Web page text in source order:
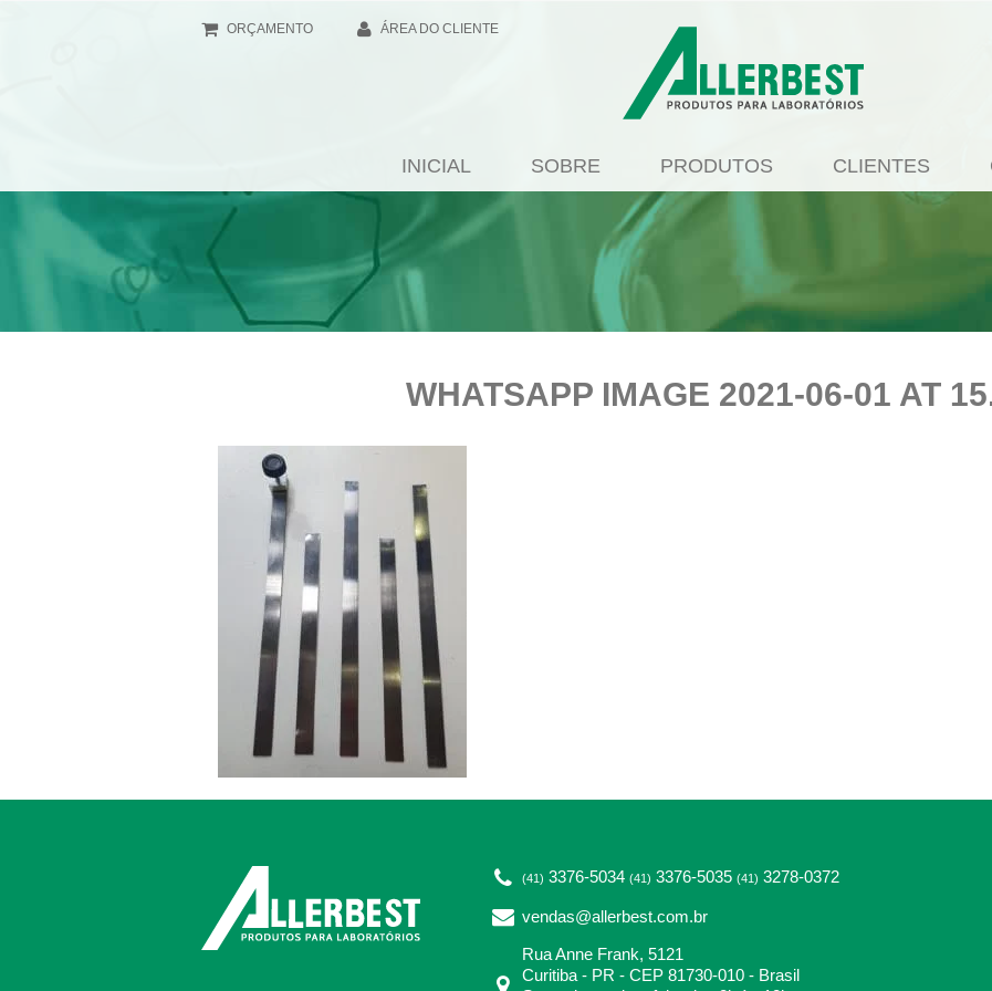
ORÇAMENTO ÁREA DO CLIENTE
INICIAL SOBRE PRODUTOS CLIENTES
WHATSAPP IMAGE 2021-06-01 AT
(41) 3376-5034 (41) 3376-5035 (41) 3278-0372
vendas@allerbest.com.br
Rua Anne Frank, 5121
Curitiba - PR - CEP 81730-010 - Brasil